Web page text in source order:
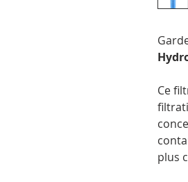
Ce
plus